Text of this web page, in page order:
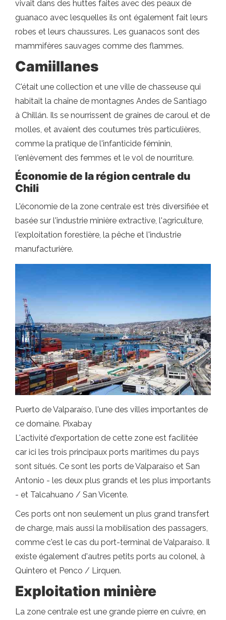
vivait dans des huttes faites avec des peaux de
guanaco avec lesquelles ils ont également fait leurs
robes et leurs chaussures. Les guanacos sont des
mammifères sauvages comme des flammes.
Camiillanes
C'était une collection et une ville de chasseuse qui
habitait la chaîne de montagnes Andes de Santiago
à Chillán. Ils se nourrissent de graines de caroul et de
molles, et avaient des coutumes très particulières,
comme la pratique de l'infanticide féminin,
l'enlèvement des femmes et le vol de nourriture.
Économie de la région centrale du
Chili
L'économie de la zone centrale est très diversifiée et
basée sur l'industrie minière extractive, l'agriculture,
l'exploitation forestière, la pêche et l'industrie
manufacturière.
Puerto de Valparaíso, l'une des villes importantes de
ce domaine. Pixabay
L'activité d'exportation de cette zone est facilitée
car ici les trois principaux ports maritimes du pays
sont situés. Ce sont les ports de Valparaíso et San
Antonio - les deux plus grands et les plus importants
- et Talcahuano / San Vicente.
Ces ports ont non seulement un plus grand transfert
de charge, mais aussi la mobilisation des passagers,
comme c'est le cas du port-terminal de Valparaíso. Il
existe également d'autres petits ports au colonel, à
Quintero et Penco / Lirquen.
Exploitation minière
La zone centrale est une grande pierre en cuivre, en